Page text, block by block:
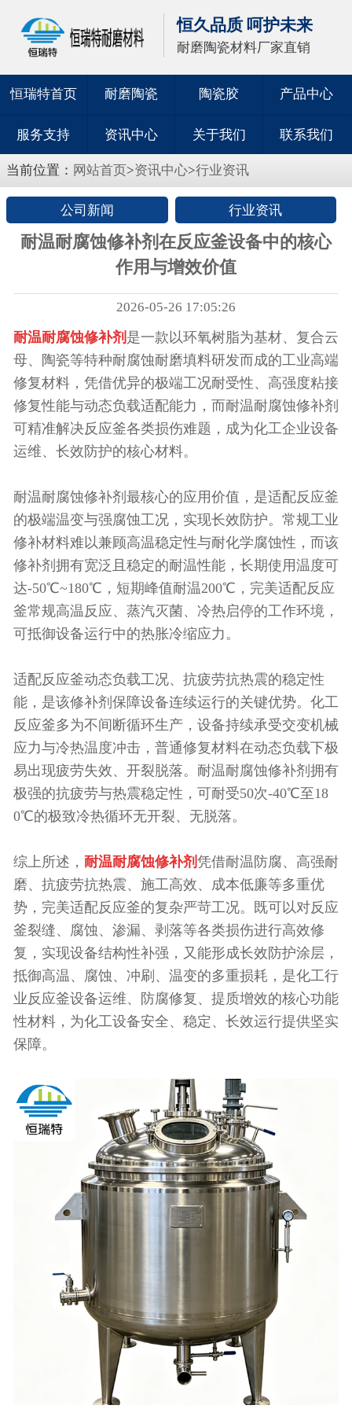
恒久品质 呵护未来
耐磨陶瓷材料厂家直销
恒瑞特首页 耐磨陶瓷 陶瓷胶 产品中心
服务支持 资讯中心 关于我们 联系我们
当前位置： 网站首页>资讯中心>行业资讯
公司新闻 行业资讯
耐温耐腐蚀修补剂在反应釜设备中的核心
作用与增效价值
2026-05-26 17:05:26
耐温耐腐蚀修补剂 是一款以环氧树脂为基材、复合云
母、陶瓷等特种耐腐蚀耐磨填料研发而成的工业高端
修复材料，凭借优异的极端工况耐受性、高强度粘接
修复性能与动态负载适配能力，而耐温耐腐蚀修补剂
可精准解决反 应釜各类损伤难题，成为化工企业设备
运维、长效防护的核心材料。
耐温耐腐蚀修补剂最核心的应用价值，是适配反应釜
的极端温变与强腐蚀工况，实现长效防护。常规工业
修补材料难以兼顾高温稳定性与耐化学腐蚀性，而该
修补剂拥有宽泛且稳定的耐温性能，长期使用温度可
达-50℃~180℃，短期峰值耐温200℃，完美适配反应
釜常规高温反应、蒸汽灭菌、冷热启停的工作环境，
可抵御设备运行中的热胀冷缩应力。
适配反应釜动态负载工况、抗疲劳抗热震的稳定性
能，是该修补剂保障设备连续运行的关键优势。化工
反应釜多为不间断循环生产，设备持续承受交变机械
应力与冷热温度冲击，普通修复材料在动态负载下极
易出现疲劳失效、开裂脱落。耐温耐腐蚀修补剂拥有
极强的抗疲劳与热震稳定性，可耐受50次-40℃至18
0℃的极致冷热循环无开裂、无脱落。
综上所述， 耐温耐腐蚀修补剂凭借耐温防腐、高强耐
磨、抗疲劳抗热震、施工高效、成本低廉等多重优
势，完美适配反应釜的复杂严苛工况。既可以对反应
釜裂缝、腐蚀、渗漏、剥落等各类损伤进行高效修
复，实现设备结构性补强，又能形成长效防护涂层，
抵御高温、腐蚀、冲刷、温变的多重损耗，是化工行
业反应釜设备运维、防腐修复、提质增效的核心功能
性材料，为化工设备安全、稳定、长效运行提供坚实
保障。